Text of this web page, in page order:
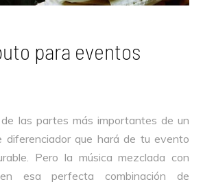
para eventos​
las partes más importantes de un
diferenciador que hará de tu evento
Pero la música mezclada con
esa perfecta combinación de